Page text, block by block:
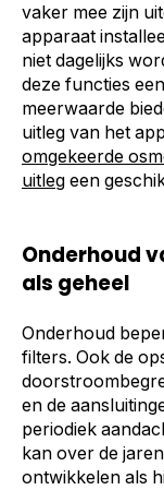
vaker mee zijn
apparaat
niet dagelijks
deze functies
meerwaarde
uitleg van het
omgekeerde
uitleg een
Onderhoud
als geheel
Onderhoud
filters. Ook de
en de
periodiek
kan over de
ontwikkelen als